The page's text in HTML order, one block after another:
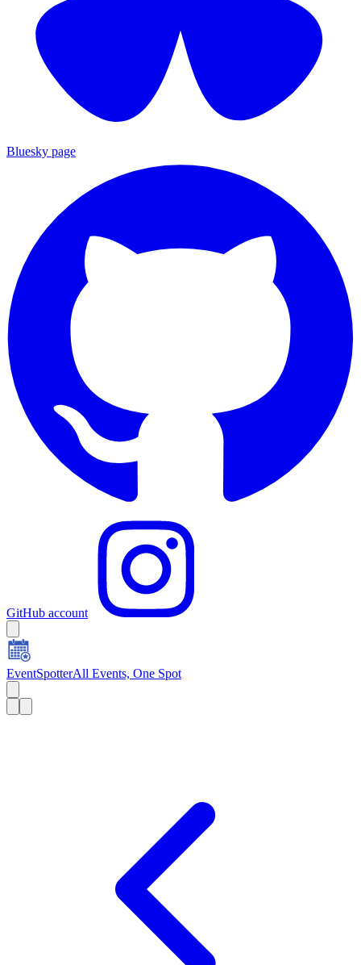
Bluesky page
GitHub account
EventSpotterAll Events, One Spot